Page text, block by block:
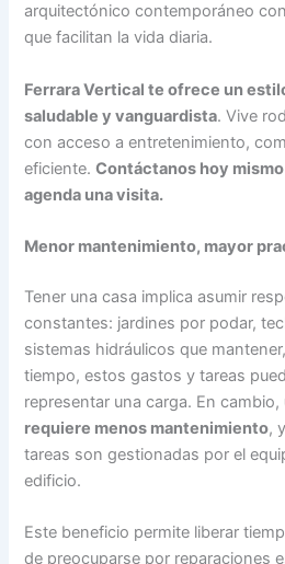
arquitectónico contemporáneo
que facilitan la vida diaria.
Ferrara Vertical te ofrece un
saludable y vanguardista. Vive
con acceso a entretenimiento,
eficiente.Contáctanos hoy
agenda una visita.
Menor mantenimiento, mayor
Tener una casa implica asumir
constantes: jardines por podar,
sistemas hidráulicos que
tiempo, estos gastos y tareas
representar una carga. En cambio,
requiere menos mantenimiento,
tareas son gestionadas por el
edificio.
Este beneficio permite liberar
de preocuparse por reparaciones